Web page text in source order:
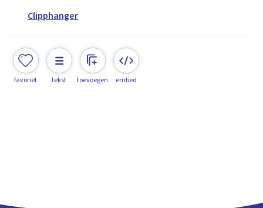
Clipphanger
favoriet tekst toevoegen embed